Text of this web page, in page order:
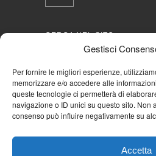
Gestisci
Per fornire le migliori esperienze,
memorizzare e/o accedere alle
queste tecnologie ci permetterà di
navigazione o ID unici su questo sito. Non
consenso può influire negativamente su
Accetta
CERCA NEL SITO
NAVIGA PER
Mappa completa
Mappa categorie
Cookie Policy (UE)